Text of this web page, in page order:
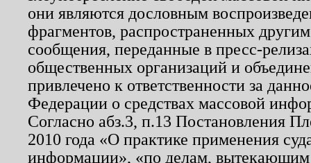
они являются дословным
фрагментов, распространенных
сообщения, переданные в пресс-
общественных организаций и
привлечено к ответственности за
Федерации о средствах массовой
Согласно абз.3, п.13 Постановления
2010 года «О практике применения
информации», «по делам, вытекающим